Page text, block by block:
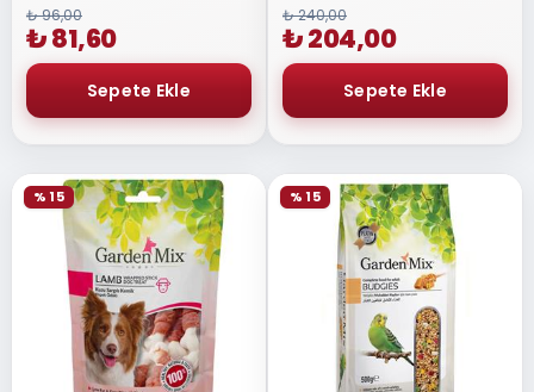
₺ 96,00
₺ 81,60
₺ 240,00
₺ 204,00
% 15 % 15